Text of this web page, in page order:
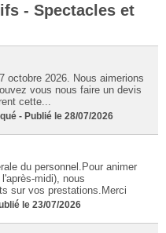
- Spectacles et
octobre 2026. Nous aimerions
vous nous faire un devis
cette...
- Publié le 28/07/2026
du personnel.Pour animer
midi), nous
sur vos prestations.Merci
le 23/07/2026